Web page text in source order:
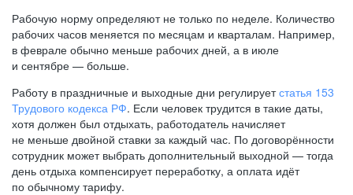
Рабочую норму определяют не только по неделе. Количество
рабочих часов меняется по месяцам и кварталам. Например,
в феврале обычно меньше рабочих дней, а в июле
и сентябре — больше.
Работу в праздничные и выходные дни регулируетстатья 153
Трудового кодекса РФ. Если человек трудится в такие даты,
хотя должен был отдыхать, работодатель начисляет
не меньше двойной ставки за каждый час. По договорённости
сотрудник может выбрать дополнительный выходной — тогда
день отдыха компенсирует переработку, а оплата идёт
по обычному тарифу.